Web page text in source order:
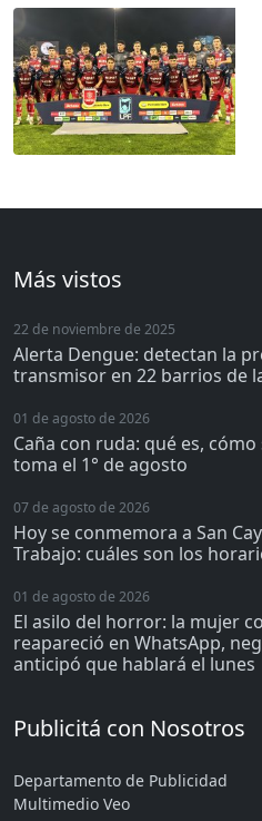
Más vistos
22 de noviembre de 2025
Alerta Dengue: detectan la
transmisor en 22 barrios de
01 de agosto de 2026
Caña con ruda: qué es,
toma el 1° de agosto
07 de agosto de 2026
Hoy se conmemora a San
Trabajo: cuáles son los
01 de agosto de 2026
El asilo del horror: la mujer
reapareció en WhatsApp,
anticipó que hablará el lunes
Publicitá con Nosotros
Departamento de Publicidad
Multimedio Veo